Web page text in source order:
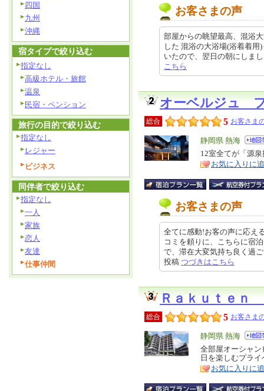
お客さまの声
部屋からの眺望最高、混浴
した 混浴の大浴場(浴着着
いたので、翌日の朝にしま
こちら
オーベルジュ
総合 5 お客さま
エ
リ
ア
静岡県 熱海
特
徴
12室全てが「源
お気に入りに
お客さまの声
全てに感動!お客の声に応え
コミを頼りに、こちらに宿
で、滞在大変気持ち良く過
投稿 つづきはこちら
Ｒａｋｕｔｅ
総合 5 お客さま
エ
リ
ア
静岡県 熱海
特
徴
全部屋オーシャ
日を楽しむプラ
お気に入りに
四国
九州
沖縄
宿タイプで絞り込む
指定なし
高級ホテル・旅館
温泉
民宿・ペンション
旅行の目的で絞り込む
指定なし
レジャー
ビジネス
同伴者で絞り込む
指定なし
一人
家族
恋人
友達
仕事仲間